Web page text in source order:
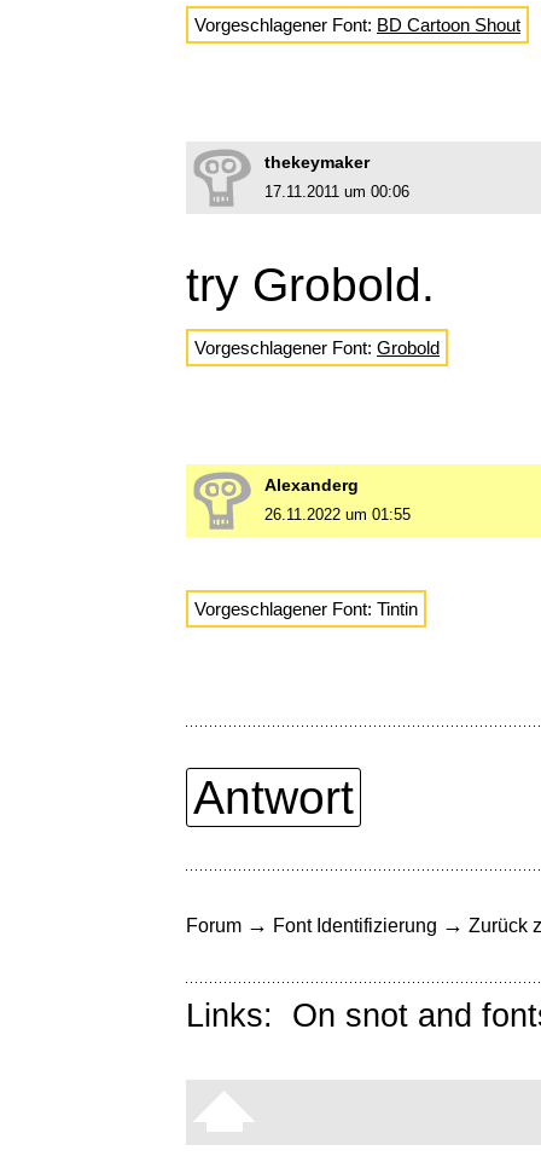
Vorgeschlagener Font: BD Cartoon Shout
thekeymaker
17.11.2011 um 00:06
try Grobold.
Vorgeschlagener Font: Grobold
Alexanderg
26.11.2022 um 01:55
Vorgeschlagener Font: Tintin
Antwort
Forum → Font Identifizierung → Zurück
Links: On snot and